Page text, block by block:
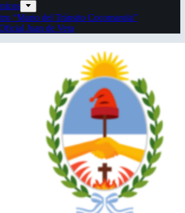
“Mario del Tránsito Cocomarola”
Juan de Vera